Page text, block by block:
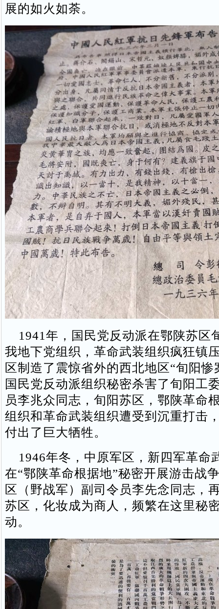
展的如火如荼。
1941年，国民党反动派在鄂陕苏区
我地下党组织，革命武装组织疯狂镇
区制造了震惊省外的西北地区“旬阳惨
国民党反动派组织秘密杀害了旬阳工
员李兆众同志，旬阳苏区，鄂陕革命
组织和革命武装组织遭受到沉重打击
付出了巨大牺牲。
1946年冬，中原军区，新四军革命
在“鄂陕革命根据地”秘密开展游击战
区（野战军）副司令员李先念同志，
苏区，化妆成为商人，频繁在这里秘
动。